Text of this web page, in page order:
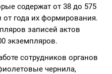
содержат от 38 до 575
от года их формирования.
записей актов
экземпляров.
сотрудников органов
чернила,